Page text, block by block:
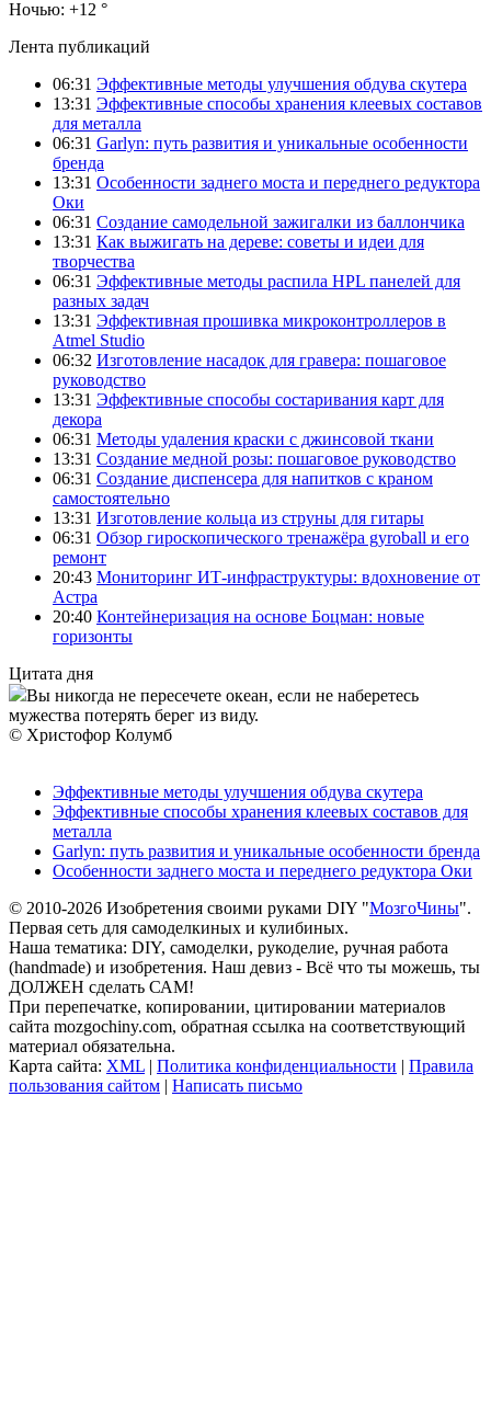
Ночью: +12 °
Лента публикаций
06:31 Эффективные методы улучшения обдува скутера
13:31 Эффективные способы хранения клеевых составов
для металла
06:31 Garlyn: путь развития и уникальные особенности
бренда
13:31 Особенности заднего моста и переднего редуктора
Оки
06:31 Создание самодельной зажигалки из баллончика
13:31 Как выжигать на дереве: советы и идеи для
творчества
06:31 Эффективные методы распила HPL панелей для
разных задач
13:31 Эффективная прошивка микроконтроллеров в
Atmel Studio
06:32 Изготовление насадок для гравера: пошаговое
руководство
13:31 Эффективные способы состаривания карт для
декора
06:31 Методы удаления краски с джинсовой ткани
13:31 Создание медной розы: пошаговое руководство
06:31 Создание диспенсера для напитков с краном
самостоятельно
13:31 Изготовление кольца из струны для гитары
06:31 Обзор гироскопического тренажёра gyroball и его
ремонт
20:43 Мониторинг ИТ-инфраструктуры: вдохновение от
Астра
20:40 Контейнеризация на основе Боцман: новые
горизонты
Цитата дня
Вы никогда не пересечете океан, если не наберетесь
мужества потерять берег из виду.
© Христофор Колумб
Эффективные методы улучшения обдува скутера
Эффективные способы хранения клеевых составов для
металла
Garlyn: путь развития и уникальные особенности бренда
Особенности заднего моста и переднего редуктора Оки
© 2010-2026 Изобретения своими руками DIY "МозгоЧины".
Первая сеть для самоделкиных и кулибиных.
Наша тематика: DIY, самоделки, рукоделие, ручная работа
(handmade) и изобретения. Наш девиз - Всё что ты можешь, ты
ДОЛЖЕН сделать САМ!
При перепечатке, копировании, цитировании материалов
сайта mozgochiny.com, обратная ссылка на соответствующий
материал обязательна.
Карта сайта: XML | Политика конфиденциальности | Правила
пользования сайтом | Написать письмо